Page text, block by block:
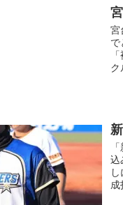
宮
で
ク
込
成